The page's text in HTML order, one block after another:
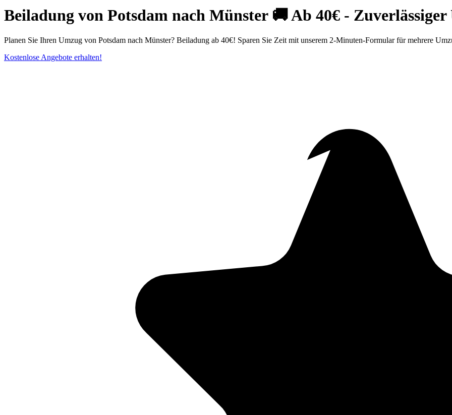
Beiladung von Potsdam nach Münster 🚚 Ab 40€ - Zuverlässiger
Planen Sie Ihren Umzug von Potsdam nach Münster? Beiladung ab 40€! Sparen Sie Zeit mit unserem 2-Minuten-Formular für mehrere
Kostenlose Angebote erhalten!